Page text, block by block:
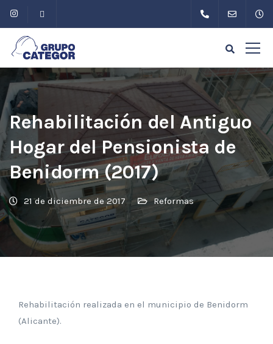
Rehabilitación del Antiguo
Hogar del Pensionista de
Benidorm (2017)
21 de diciembre de 2017 Reformas
Rehabilitación realizada en el municipio de Benidorm
(Alicante).